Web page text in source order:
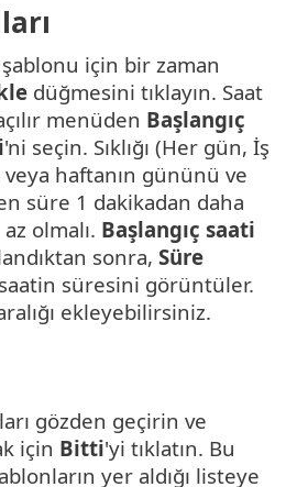
için bir zaman
düğmesini tıklayın. Saat
menüden Başlangıç
'ni seçin. Sıklığı (Her gün, İş
haftanın gününü ve
süre 1 dakikadan daha
olmalı. Başlangıç saati
sonra, Süre
süresini görüntüler.
ekleyebilirsiniz.
gözden geçirin ve
için Bitti'yi tıklatın. Bu
yer aldığı listeye